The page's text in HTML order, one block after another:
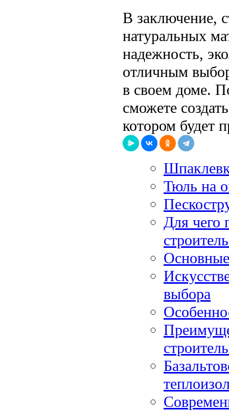
В заключение,
натуральных
надежность,
отличным
в своем доме.
сможете
котором будет
Тюль на
Для чего
выбора